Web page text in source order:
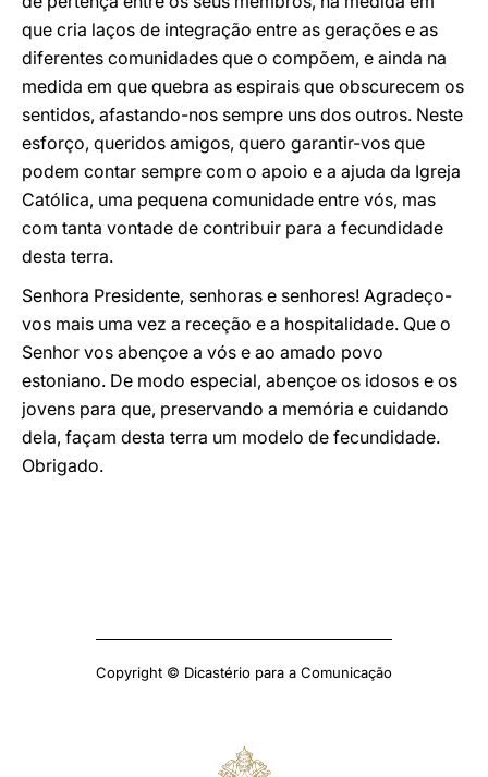
que cria laços de integração entre as gerações e as
diferentes comunidades que o compõem, e ainda na
medida em que quebra as espirais que obscurecem os
sentidos, afastando-nos sempre uns dos outros. Neste
esforço, queridos amigos, quero garantir-vos que
podem contar sempre com o apoio e a ajuda da Igreja
Católica, uma pequena comunidade entre vós, mas
com tanta vontade de contribuir para a fecundidade
desta terra.
Senhora Presidente, senhoras e senhores! Agradeço-
vos mais uma vez a receção e a hospitalidade. Que o
Senhor vos abençoe a vós e ao amado povo
estoniano. De modo especial, abençoe os idosos e os
jovens para que, preservando a memória e cuidando
dela, façam desta terra um modelo de fecundidade.
Obrigado.
Copyright © Dicastério para a Comunicação